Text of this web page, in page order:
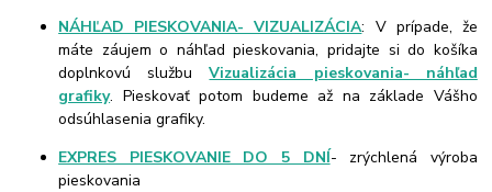
NÁHĽAD PIESKOVANIA- VIZUALIZÁCIA: V prípade, že
máte záujem o náhľad pieskovania, pridajte si do košíka
doplnkovú službuVizualizácia pieskovania- náhľad
grafiky. Pieskovať potom budeme až na základe Vášho
odsúhlasenia grafiky.
EXPRES PIESKOVANIE DO 5 DNÍ- zrýchlená výroba
pieskovania